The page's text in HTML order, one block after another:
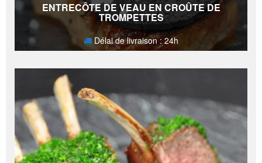
ENTRECÔTE DE VEAU EN CROÛTE DE
TROMPETTES
Délai de livraison : 24h